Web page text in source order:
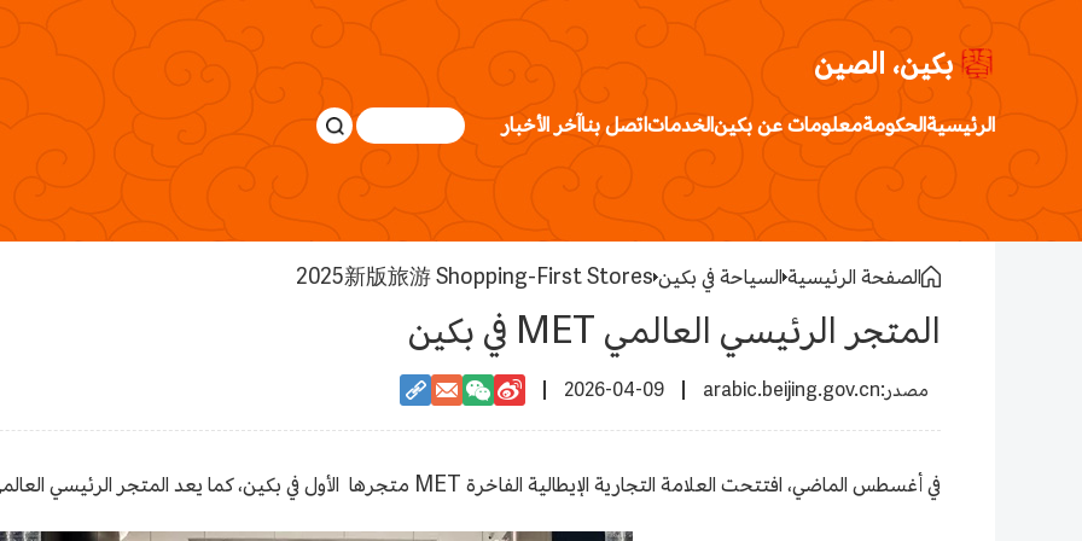
بكين، الصين
الرئيسيةالحكومةمعلومات عن بكينالخدماتاتصل بناآخر الأخبار
الصفحة الرئيسية السياحة في بكين 2025新版旅游 Shopping-First Stores
المتجر الرئيسي العالمي MET في بكين
arabic.beijing.gov.cn
2026-04-09
في أغسطس الماضي، افتتحت العلامة التجارية الإيطالية الفاخرة MET متجرها الأول في بكين، كما يعد المتجر الرئيسي العالمي لها في بكين، في باركفيو غرين فانغ تساو دي ببكين.